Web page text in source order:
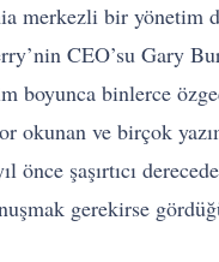
merkezli bir yönetim
CEO’su Gary
boyunca binlerce
okunan ve birçok
önce şaşırtıcı
gerekirse